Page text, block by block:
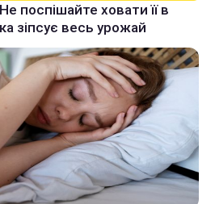
поспішайте ховати її в
зіпсує весь урожай